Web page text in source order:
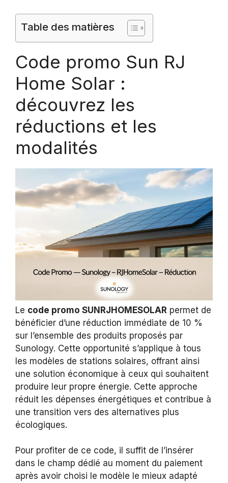
Table des matières
Code promo Sun RJ
Home Solar :
découvrez les
réductions et les
modalités
Le code promo SUNRJHOMESOLAR permet de
bénéficier d’une réduction immédiate de 10 %
sur l’ensemble des produits proposés par
Sunology. Cette opportunité s’applique à tous
les modèles de stations solaires, offrant ainsi
une solution économique à ceux qui souhaitent
produire leur propre énergie. Cette approche
réduit les dépenses énergétiques et contribue à
une transition vers des alternatives plus
écologiques.
Pour profiter de ce code, il suffit de l’insérer
dans le champ dédié au moment du paiement
après avoir choisi le modèle le mieux adapté